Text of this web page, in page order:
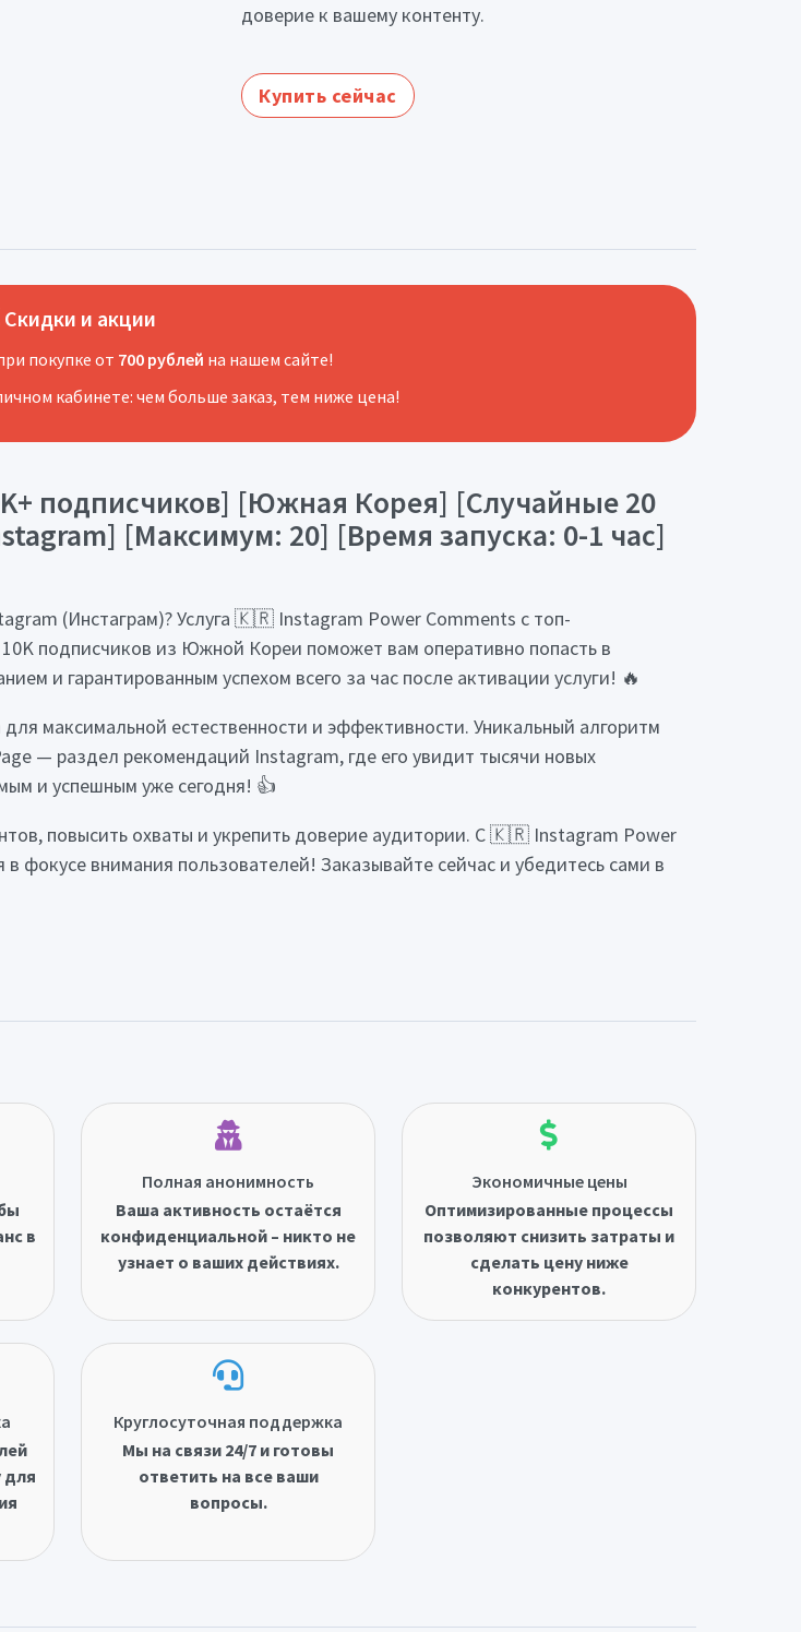
доверие к вашему контенту.
Купить сейчас
Скидки и акции
покупке от 700 рублей на нашем сайте!
кабинете: чем больше заказ, тем ниже цена!
подписчиков] [Южная Корея] [Случайные 20
[Максимум: 20] [Время запуска: 0-1 час]
(Инстаграм)? Услуга 🇰🇷 Instagram Power Comments с топ-
подписчиков из Южной Кореи поможет вам оперативно попасть в
и гарантированным успехом всего за час после активации услуги! 🔥
максимальной естественности и эффективности. Уникальный алгоритм
— раздел рекомендаций Instagram, где его увидит тысячи новых
и успешным уже сегодня! 👍
повысить охваты и укрепить доверие аудитории. С 🇰🇷 Instagram Power
фокусе внимания пользователей! Заказывайте сейчас и убедитесь сами в
в
Полная анонимность
Ваша активность остаётся
конфиденциальной – никто не
узнает о ваших действиях.
Экономичные цены
Оптимизированные процессы
позволяют снизить затраты и
сделать цену ниже
конкурентов.
для
Круглосуточная поддержка
Мы на связи 24/7 и готовы
ответить на все ваши
вопросы.